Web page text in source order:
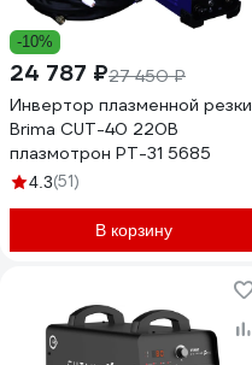
-10%
24 787 ₽27 450 ₽
Инвертор плазменной резки
Brima CUT-40 220В
плазмотрон РТ-31 5685
4.3(51)
В корзину